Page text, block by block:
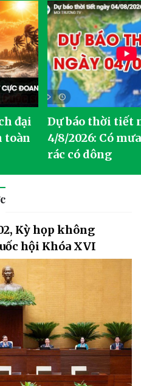
đại
toàn
Dự báo thời tiết
4/8/2026: Có
rác có dông
Kỳ họp không
hội Khóa XVI